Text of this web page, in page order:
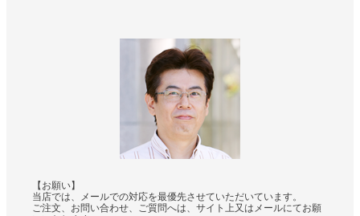
【お願い】
当店では、メールでの対応を最優先させていただいています。
ご注文、お問い合わせ、ご質問へは、サイト上又はメールにてお願